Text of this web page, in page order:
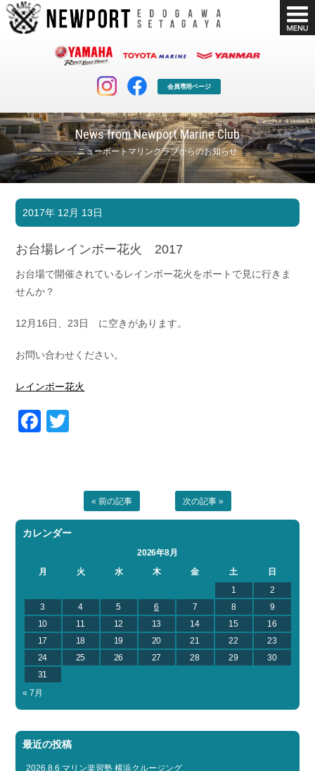
会員専用ページ
News from Newport Marine Club
ニューポートマリンクラブからのお知らせ
マリンクラブ
マリンライフを堪能したい！
ボート販売
ボート免許
長年の実績と信頼！
お問い合わせ
Recruit
2017年 12月 13日
お台場レインボー花火 2017
お台場で開催されているレインボー花火をボートで見に行きま
せんか？
12月16日、23日 に空きがあります。
お問い合わせください。
レインボー花火
Facebook
« 前の記事 次の記事 »
カレンダー
2026年8月
月
火 水 木 金 土
日
1
2
3
4 5 6 7 8
9
10
11 12 13 14 15
16
17
18 19 20 21 22
23
24
25 26 27 28 29
30
31
« 7月
最近の投稿
2026.8.6 マリン楽習塾 横浜クルージング